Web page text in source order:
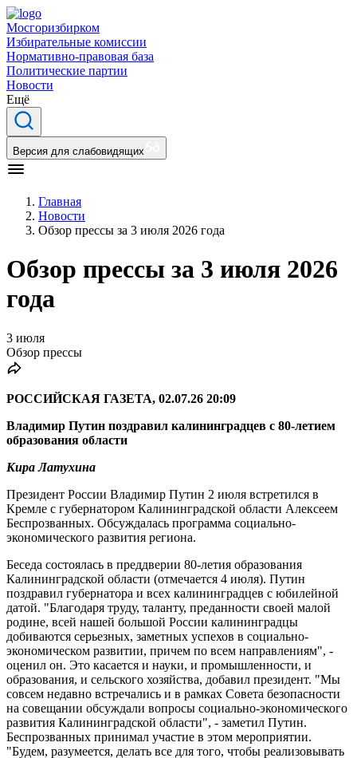
Мосгоризбирком
Избирательные комиссии
Нормативно-правовая база
Политические партии
Новости
Ещё
Версия для слабовидящих
Главная
Новости
Обзор прессы за 3 июля 2026 года
Обзор прессы за 3 июля 2026
года
3 июля
Обзор прессы
РОССИЙСКАЯ ГАЗЕТА, 02.07.26 20:09
Владимир Путин поздравил калининградцев с 80-летием
образования области
Кира Латухина
Президент России Владимир Путин 2 июля встретился в
Кремле с губернатором Калининградской области Алексеем
Беспрозванных. Обсуждалась программа социально-
экономического развития региона.
Беседа состоялась в преддверии 80-летия образования
Калининградской области (отмечается 4 июля). Путин
поздравил губернатора и всех калининградцев с юбилейной
датой. "Благодаря труду, таланту, преданности своей малой
родине, всей нашей большой России калининградцы
добиваются серьезных, заметных успехов в социально-
экономическом развитии, причем по всем направлениям", -
оценил он. Это касается и науки, и промышленности, и
образования, и сельского хозяйства, добавил президент. "Мы
совсем недавно встречались и в рамках Совета безопасности
на совещании обсуждали вопросы социально-экономического
развития Калининградской области", - заметил Путин.
Беспрозванных принимал участие в этом мероприятии.
"Будем, разумеется, делать все для того, чтобы реализовывать